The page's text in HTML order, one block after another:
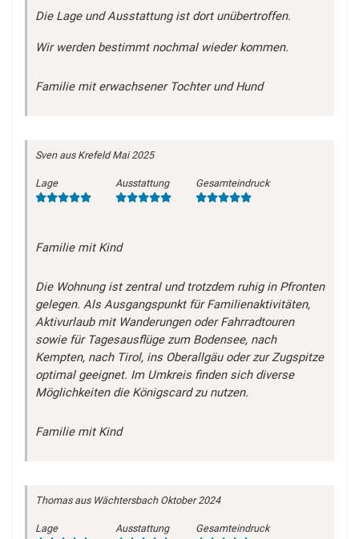
Die Lage und Ausstattung ist dort unübertroffen.
Wir werden bestimmt nochmal wieder kommen.
Familie mit erwachsener Tochter und Hund
Svenaus Krefeld Mai 2025
Lage Ausstattung Gesamteindruck
Familie mit Kind
Die Wohnung ist zentral und trotzdem ruhig in Pfronten
gelegen. Als Ausgangspunkt für Familienaktivitäten,
Aktivurlaub mit Wanderungen oder Fahrradtouren
sowie für Tagesausflüge zum Bodensee, nach
Kempten, nach Tirol, ins Oberallgäu oder zur Zugspitze
optimal geeignet. Im Umkreis finden sich diverse
Möglichkeiten die Königscard zu nutzen.
Familie mit Kind
Thomasaus Wächtersbach Oktober 2024
Lage Ausstattung Gesamteindruck